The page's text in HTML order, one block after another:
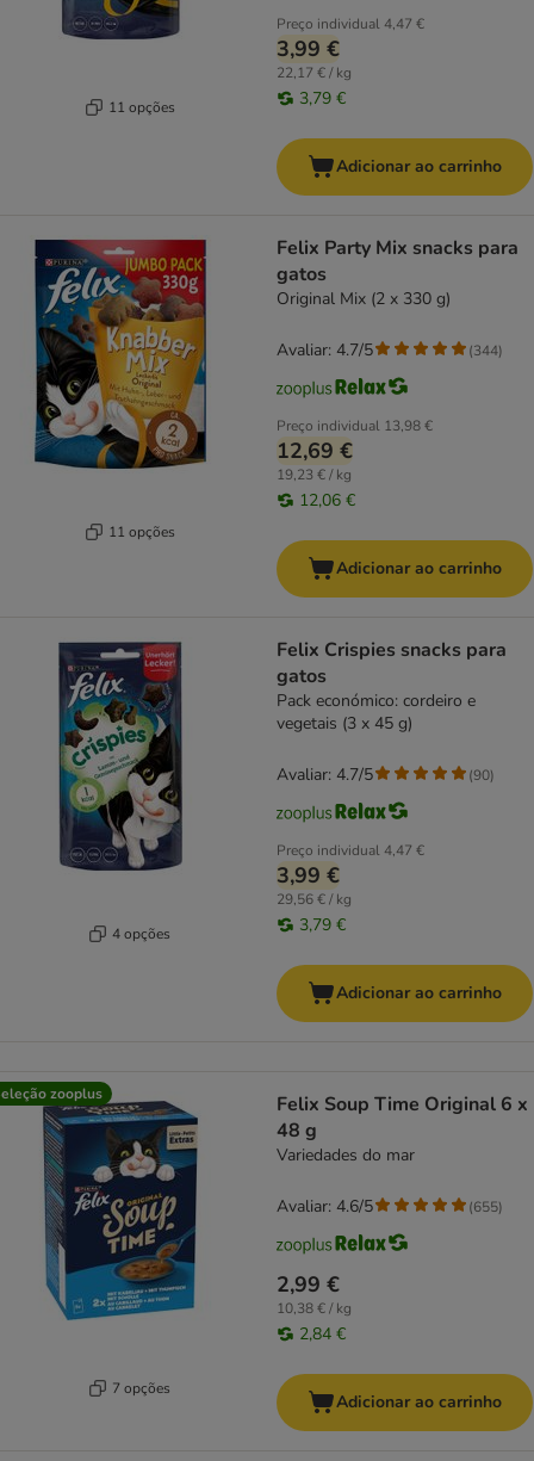
11 opções
Preço individual4,47 €
3,99 €
22,17 € / kg
3,79 €
Adicionar ao carrinho
11 opções
Felix Party Mix snacks para
gatos
Original Mix (2 x 330 g)
Preço individual 13,98 €
12,69 €
19,23 € / kg
12,06 €
Avaliar: 4.7/5 (344)
Adicionar ao carrinho
4 opções
Felix Crispies snacks para
gatos
Pack económico: cordeiro e
vegetais (3 x 45 g)
Preço individual4,47 €
3,99 €
29,56 € / kg
3,79 €
Avaliar: 4.7/5 (90)
Adicionar ao carrinho
zooplus
7 opções
Felix Soup Time Original 6 x
48 g
Variedades do mar
2,99 €
10,38 € / kg
2,84 €
Avaliar: 4.6/5 (655)
Adicionar ao carrinho